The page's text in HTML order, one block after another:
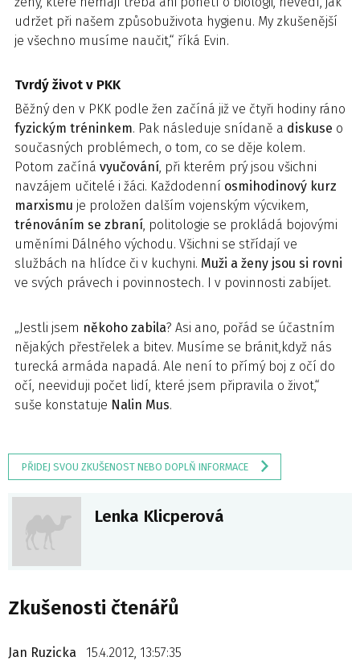
udržet při našem způsobuživota hygienu. My zkušenější
je všechno musíme naučit,“ říká Evin.
Tvrdý život v PKK
Běžný den v PKK podle žen začíná již ve čtyři hodiny ráno
fyzickým tréninkem. Pak následuje snídaně a diskuse o
současných problémech, o tom, co se děje kolem.
Potom začíná vyučování, při kterém prý jsou všichni
navzájem učitelé i žáci. Každodenní osmihodinový kurz
marxismu je proložen dalším vojenským výcvikem,
trénováním se zbraní, politologie se prokládá bojovými
uměními Dálného východu. Všichni se střídají ve
službách na hlídce či v kuchyni. Muži a ženy jsou si rovni
ve svých právech i povinnostech. I v povinnosti zabíjet.
„Jestli jsem někoho zabila? Asi ano, pořád se účastním
nějakých přestřelek a bitev. Musíme se bránit,když nás
turecká armáda napadá. Ale není to přímý boj z očí do
očí, neeviduji počet lidí, které jsem připravila o život,“
suše konstatuje Nalin Mus.
PŘIDEJ SVOU ZKUŠENOST NEBO DOPLŇ INFORMACE
Lenka Klicperová
Zkušenosti čtenářů
Jan Ruzicka
15.4.2012, 13:57:35